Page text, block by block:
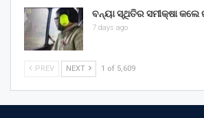
ବନ୍ୟା ସ୍ଥିତିର ସମୀକ୍ଷା କଲେ
7 days ago
PREV NEXT 1 of 5,609